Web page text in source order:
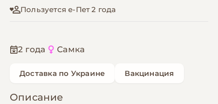
Пользуется е-Пет 2 года
2 года Самка
Доставка по Украине Вакцинация
Описание